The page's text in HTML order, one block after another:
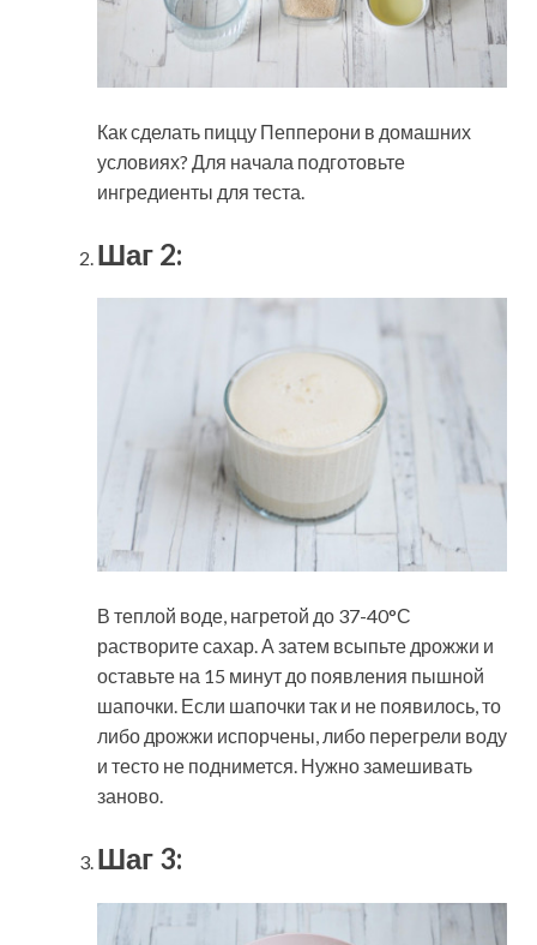
Как сделать пиццу Пепперони в домашних
условиях? Для начала подготовьте
ингредиенты для теста.
Шаг 2:
В теплой воде, нагретой до 37-40°С
растворите сахар. А затем всыпьте дрожжи и
оставьте на 15 минут до появления пышной
шапочки. Если шапочки так и не появилось, то
либо дрожжи испорчены, либо перегрели воду
и тесто не поднимется. Нужно замешивать
заново.
Шаг 3: